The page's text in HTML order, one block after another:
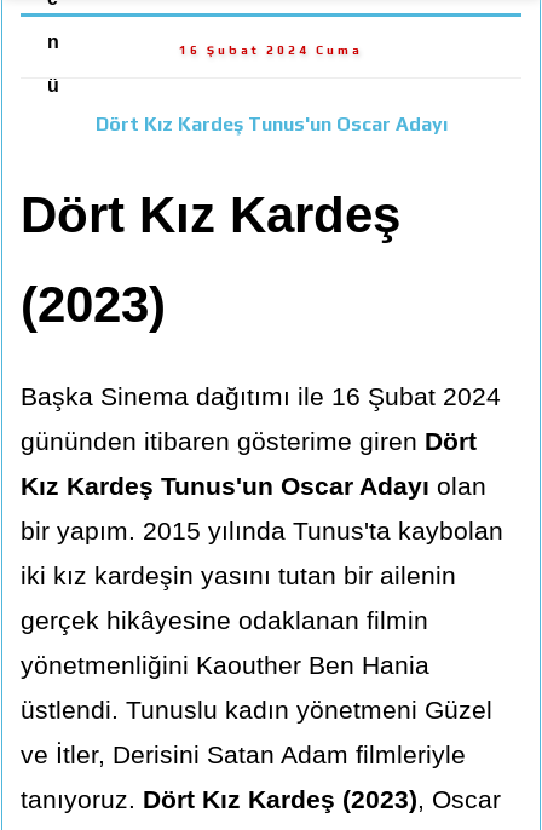
n
ü
16 Şubat 2024 Cuma
Dört Kız Kardeş Tunus'un Oscar Adayı
Dört Kız Kardeş
(2023)
Başka Sinema dağıtımı ile 16 Şubat 2024
gününden itibaren gösterime giren Dört
Kız Kardeş Tunus'un Oscar Adayı olan
bir yapım. 2015 yılında Tunus'ta kaybolan
iki kız kardeşin yasını tutan bir ailenin
gerçek hikâyesine odaklanan filmin
yönetmenliğini Kaouther Ben Hania
üstlendi. Tunuslu kadın yönetmeni Güzel
ve İtler, Derisini Satan Adam filmleriyle
tanıyoruz. Dört Kız Kardeş (2023), Oscar